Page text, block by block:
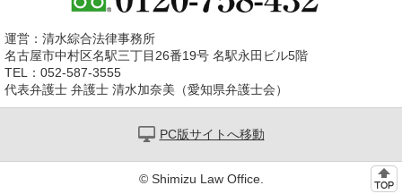
運営：清水綜合法律事務所
名古屋市中村区名駅三丁目26番19号 名駅永田ビル5階
TEL：052-587-3555
代表弁護士 弁護士 清水加奈美（愛知県弁護士会）
PC版サイトへ移動
© Shimizu Law Office.